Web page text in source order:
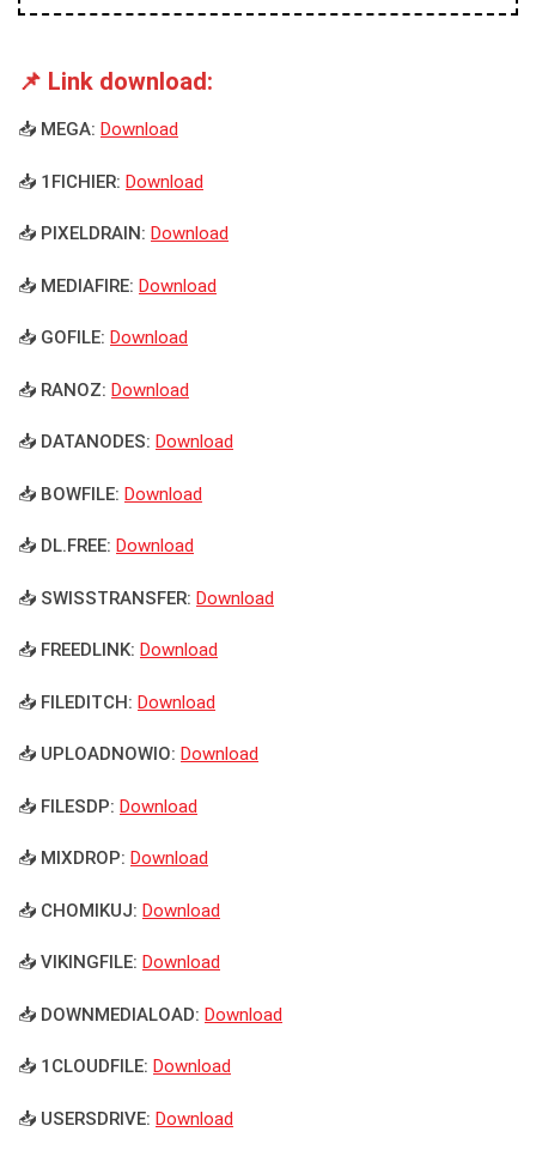
📌 Link download:
📥 MEGA: Download
📥 1FICHIER: Download
📥 PIXELDRAIN: Download
📥 MEDIAFIRE: Download
📥 GOFILE: Download
📥 RANOZ: Download
📥 DATANODES: Download
📥 BOWFILE: Download
📥 DL.FREE: Download
📥 SWISSTRANSFER: Download
📥 FREEDLINK: Download
📥 FILEDITCH: Download
📥 UPLOADNOWIO: Download
📥 FILESDP: Download
📥 MIXDROP: Download
📥 CHOMIKUJ: Download
📥 VIKINGFILE: Download
📥 DOWNMEDIALOAD: Download
📥 1CLOUDFILE: Download
📥 USERSDRIVE: Download